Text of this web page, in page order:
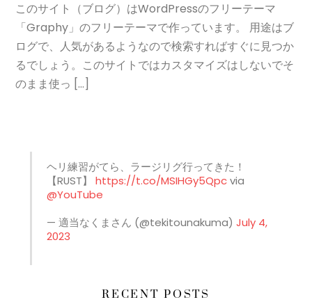
このサイト（ブログ）はWordPressのフリーテーマ
「Graphy」のフリーテーマで作っています。 用途はブ
ログで、人気があるようなので検索すればすぐに見つか
るでしょう。このサイトではカスタマイズはしないでそ
のまま使っ […]
ヘリ練習がてら、ラージリグ行ってきた！
【RUST】 https://t.co/MSIHGy5Qpcvia
@YouTube
— 適当なくまさん (@tekitounakuma) July 4,
2023
RECENT POSTS